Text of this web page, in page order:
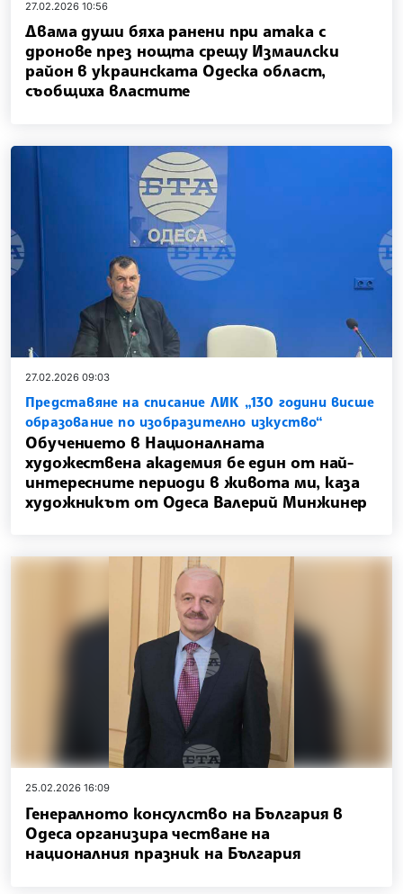
27.02.2026 10:56
Двама души бяха ранени при атака с
дронове през нощта срещу Измаилски
район в украинската Одеска област,
съобщиха властите
27.02.2026 09:03
Представяне на списание ЛИК „130 години висше
образование по изобразително изкуство“
Обучението в Националната
художествена академия бе един от най-
интересните периоди в живота ми, каза
художникът от Одеса Валерий Минжинер
25.02.2026 16:09
Генералното консулство на България в
Одеса организира честване на
националния празник на България